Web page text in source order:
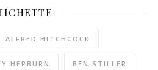
ALFRED HITCHCOCK
HEPBURN BEN STILLER